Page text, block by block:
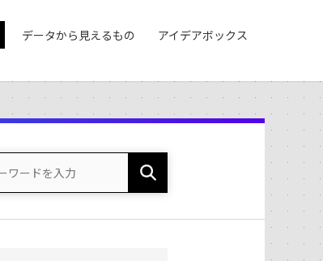
データから見えるもの アイデアボックス